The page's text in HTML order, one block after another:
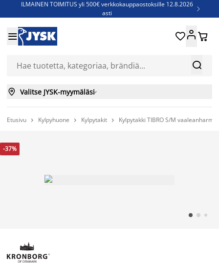
ILMAINEN TOIMITUS yli 500€ verkkokauppaostoksille 12.8.2026
asti

Jenkkisänkyjä - Säästä jopa 60%


 
 Valitse JYSK-myymäläsi
Etusivu  Kylpyhuone  Kylpytakit  Kylpytakki TIBRO S/M
-37%